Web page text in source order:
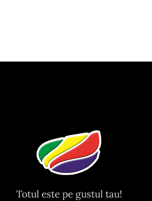
Totul este pe gustul tau!